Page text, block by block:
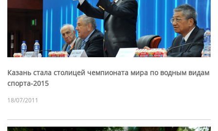
Казань стала столицей чемпионата мира по водным видам
спорта-2015
18/07/2011